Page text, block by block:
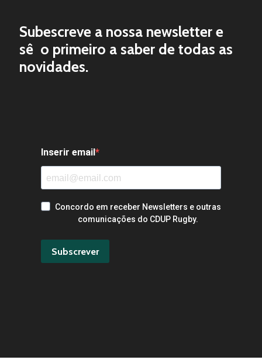
Subescreve a nossa newsletter e
sê o primeiro a saber de todas as
novidades.
Inserir email
Concordo em receber Newsletters e outras
comunicações do CDUP Rugby.
Subscrever